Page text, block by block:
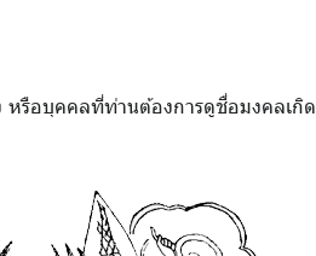
หรือบุคคลที่ท่านต้องการดูชื่อมงคลเกิด